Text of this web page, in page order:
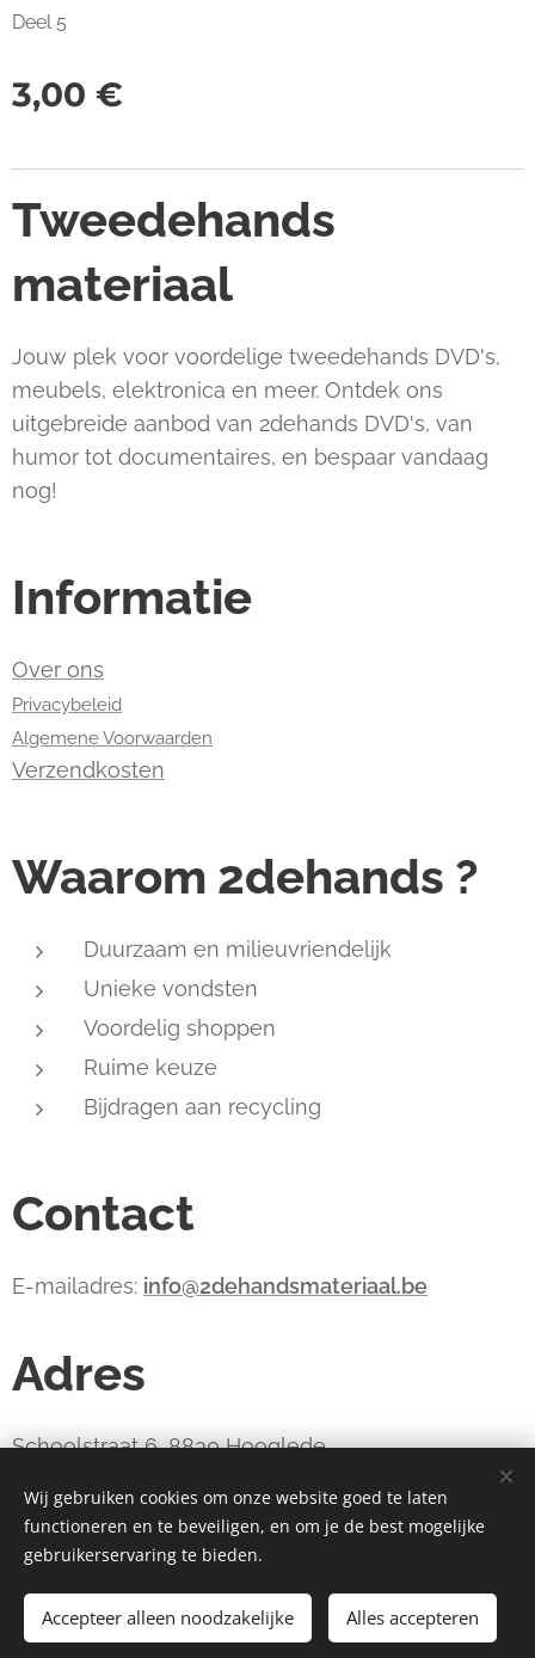
Deel 5
3,00 €
Toevoegen aan de winkelwagen
Tweedehands
materiaal
Jouw plek voor voordelige tweedehands DVD's,
meubels, elektronica en meer. Ontdek ons
uitgebreide aanbod van 2dehands DVD's, van
humor tot documentaires, en bespaar vandaag
nog!
Informatie
Over ons
Privacybeleid
Algemene Voorwaarden
Verzendkosten
Waarom 2dehands ?
Duurzaam en milieuvriendelijk
Unieke vondsten
Voordelig shoppen
Ruime keuze
Bijdragen aan recycling
Contact
E-mailadres: info@2dehandsmateriaal.be
Adres
Schoolstraat 6, 8830 Hooglede
webdesign estart.be Cookies
Wij gebruiken cookies om onze website goed te laten
functioneren en te beveiligen, en om je de best mogelijke
gebruikerservaring te bieden.
Accepteer alleen noodzakelijke Alles accepteren